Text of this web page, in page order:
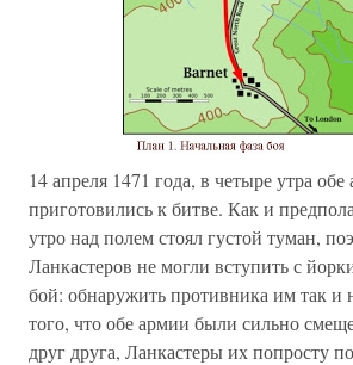
14 апреля 1471 года, в четыре утра
приготовились к битве. Как и
утро над полем стоял густой туман,
Ланкастеров не могли вступить с
бой: обнаружить противника им так и
того, что обе армии были сильно
друг друга, Ланкастеры их попросту